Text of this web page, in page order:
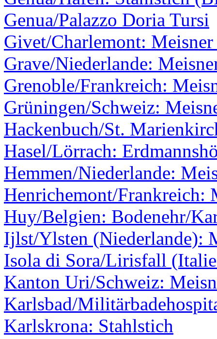
Genua/Palazzo Doria Tursi
Givet/Charlemont:
Grave/Niederlande:
Grenoble/Frankreich:
Grüningen/Schweiz:
Hackenbuch/St.
Hasel/Lörrach:
Hemmen/Niederlande:
Henrichemont/Frankreich:
Huy/Belgien: Bodenehr/
Ijlst/Ylsten (Niederlande):
Isola di Sora/Lirisfall
Kanton Uri/Schweiz:
Karlsbad/
Karlskrona: Stahlstich